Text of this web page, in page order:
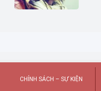
CHÍNH SÁCH – SỰ KIỆN